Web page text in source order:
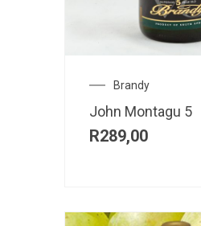
Brandy
John Montagu 5
R289,00